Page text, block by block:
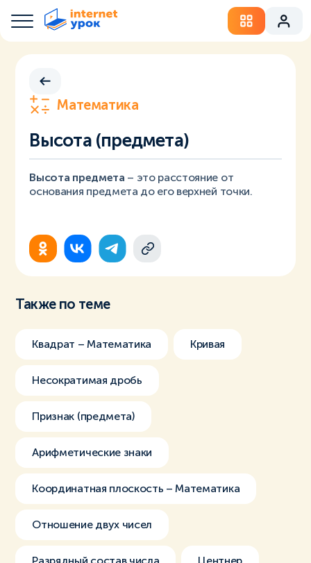
Математика
Высота (предмета)
Высота предмета – это расстояние от
основания предмета до его верхней точки.
Также по теме
Квадрат – Математика Кривая
Несократимая дробь
Признак (предмета)
Арифметические знаки
Координатная плоскость – Математика
Отношение двух чисел
Разрядный состав числа Центнер